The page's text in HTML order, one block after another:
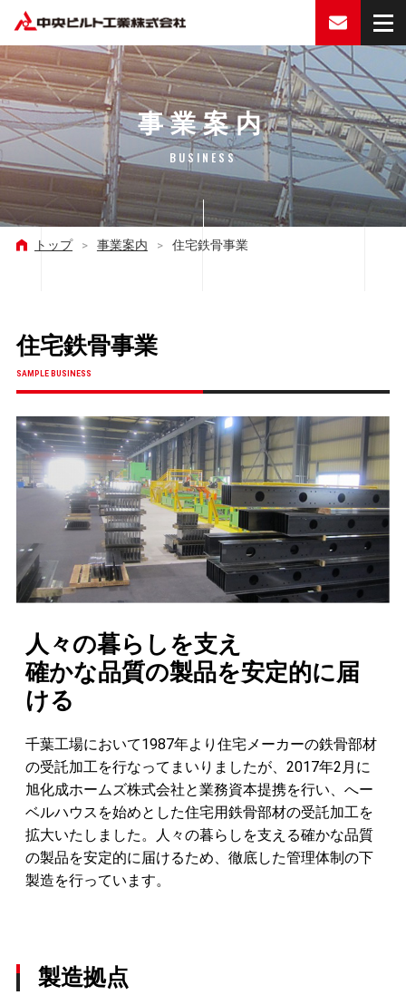
お問い合
事業案内
BUSINESS
トップ > 事業案内 > 住宅鉄骨事業
住宅鉄骨事業
SAMPLE BUSINESS
人々の暮らしを支え
確かな品質の製品を安定的に届
ける
千葉工場において1987年より住宅メーカーの鉄骨部材
の受託加工を行なってまいりましたが、2017年2月に
旭化成ホームズ株式会社と業務資本提携を行い、へー
ベルハウスを始めとした住宅用鉄骨部材の受託加工を
拡大いたしました。人々の暮らしを支える確かな品質
の製品を安定的に届けるため、徹底した管理体制の下
製造を行っています。
製造拠点